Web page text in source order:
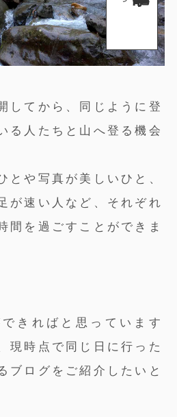
してから、同じように登
る人たちと山へ登る機会
とや写真が美しいひと、
が速い人など、それぞれ
間を過ごすことができま
きればと思っています
現時点で同じ日に行った
ブログをご紹介したいと